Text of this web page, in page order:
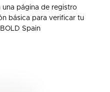
una página de registro
básica para verificar tu
Spain